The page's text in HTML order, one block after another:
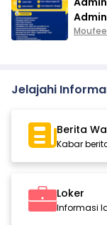
Jelajahi
Berita
Kabar
Loker
Informasi